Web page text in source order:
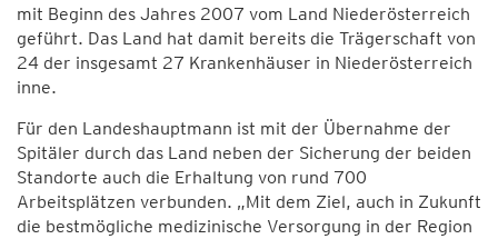
mit Beginn des Jahres 2007 vom Land Niederösterreich
geführt. Das Land hat damit bereits die Trägerschaft von
24 der insgesamt 27 Krankenhäuser in Niederösterreich
inne.
Für den Landeshauptmann ist mit der Übernahme der
Spitäler durch das Land neben der Sicherung der beiden
Standorte auch die Erhaltung von rund 700
Arbeitsplätzen verbunden. „Mit dem Ziel, auch in Zukunft
die bestmögliche medizinische Versorgung in der Region